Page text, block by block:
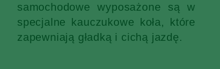
samochodowe wyposażone są w
specjalne kauczukowe koła, które
zapewniają gładką i cichą jazdę.